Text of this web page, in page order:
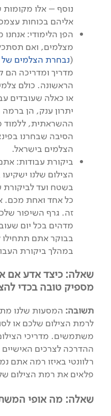
נוסף – אלו מקומות
אליהם בכוחות
הפן הלימודי:
מצלמים, ואם
(נבחרת הצלמים של
מדריך ומדריכה הם
הראשונה. כולם
או כאלה שעובדים
יתרון ענק, הן
ההשראתית, ללמוד
הסיבה שבחרנו
הצלמים בישראל.
ביקורת עבודות:
הצילום שלנו
בשטח ועד לביקורת
כל אחד ואחת מכם.
זה. גרף השיפור
מדהים בכל יום
בבוקר אתם
במהלך ביקורת
שאלה: כיצד אדע אם
מספיק טובה בכדי
תשובה: המסעות שלנו
לרמת הצילום שלכם או
משתמשים. מדריכי
ההדרכה לצרכים
רלוונטי באיזו רמה אתם
פלאים את רמת הצילום
שאלה: מה אופי